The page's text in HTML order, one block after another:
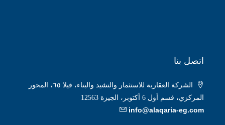
اتصل بنا
الشركة العقارية للاستثمار والتشيد والبناء، فيلا ٦٥، المحور
المركزي، قسم أول 6 أكتوبر، الجيزة 12563
info@alaqaria-eg.com